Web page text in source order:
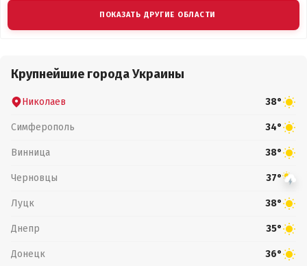
ПОКАЗАТЬ ДРУГИЕ ОБЛАСТИ
Крупнейшие города Украины
Николаев 38°
Симферополь 34°
Винница 38°
Черновцы 37°
Луцк 38°
Днепр 35°
Донецк 36°